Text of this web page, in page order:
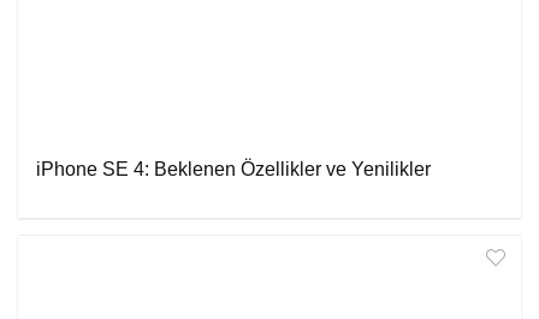
iPhone SE 4: Beklenen Özellikler ve Yenilikler